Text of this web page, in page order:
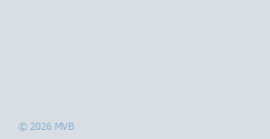
© 2026 MVB